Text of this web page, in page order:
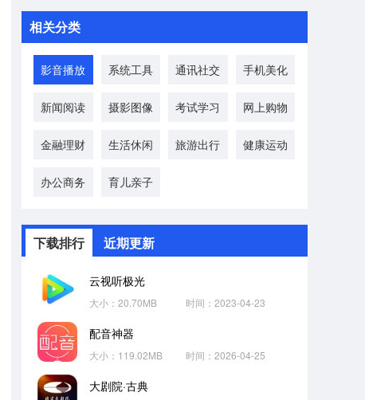
相关分类
影音播放 系统工具 通讯社交 手机美化
新闻阅读 摄影图像 考试学习 网上购物
金融理财 生活休闲 旅游出行 健康运动
办公商务 育儿亲子
下载排行 近期更新
云视听极光
大小：20.70MB 时间：2023-04-23
配音神器
大小：119.02MB 时间：2026-04-25
大剧院·古典